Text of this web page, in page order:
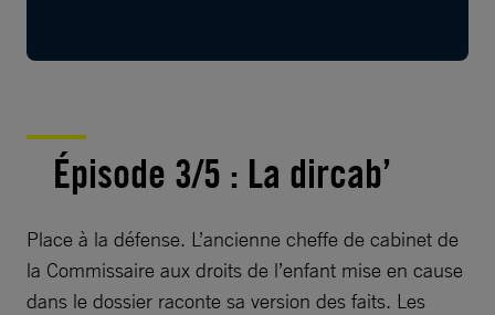
Épisode 3/5 : La dircab’
Place à la défense. L’ancienne cheffe de cabinet de
la Commissaire aux droits de l’enfant mise en cause
dans le dossier raconte sa version des faits. Les